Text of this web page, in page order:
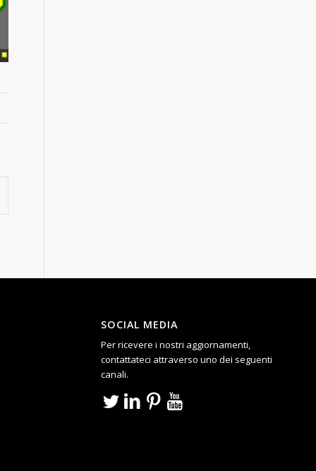
SOCIAL MEDIA
Per ricevere i nostri aggiornamenti,
contattateci attraverso uno dei seguenti
canali.